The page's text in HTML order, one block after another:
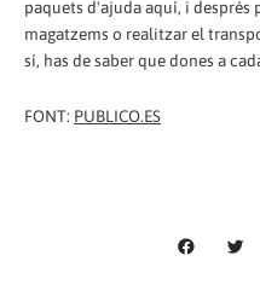
paquets d'ajuda aquí, i després
magatzems o realitzar el
sí, has de saber que dones a
FONT: PUBLICO.ES